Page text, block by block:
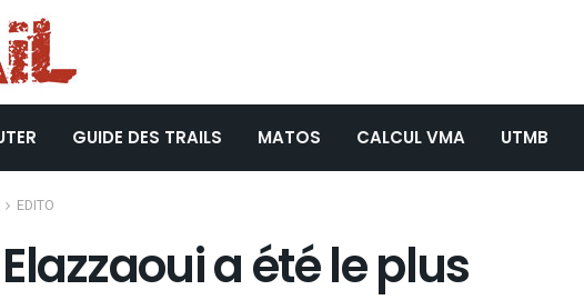
GUIDE DES TRAILS MATOS CALCUL VMA UTMB
EDITO
a été le plus